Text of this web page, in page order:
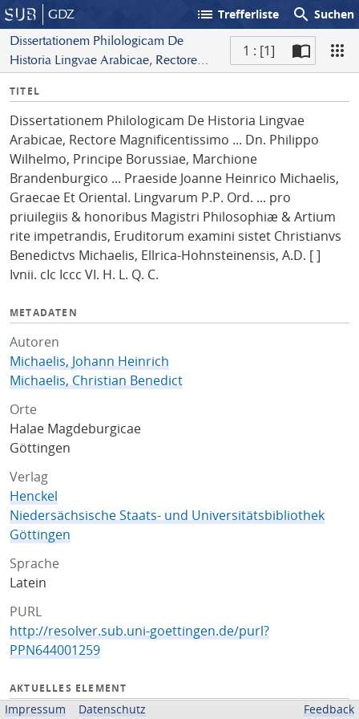
GDZ list Trefferliste search Suchen
Dissertationem Philologicam De
Historia Lingvae Arabicae, Rectore
Wilhelmo, Principe Borussiae,
Marchione Brandenburgico ...
Praeside Joanne Heinrico Michaelis,
Graecae Et Oriental. Lingvarum P.P.
Ord. ... pro priuilegiis & honoribus
Magistri Philosophiæ & Artium rite
impetrandis, Eruditorum examini sistet
Christianvs Benedictvs Michaelis,
Ellrica-Hohnsteinensis, A.D. [ ] Ivnii. cIc
Iccc VI. H. L. Q. C.
1 : [1]
I
f
o
TITEL
Dissertationem Philologicam De Historia Lingvae
Arabicae, Rectore Magnificentissimo ... Dn. Philippo
Wilhelmo, Principe Borussiae, Marchione
Brandenburgico ... Praeside Joanne Heinrico Michaelis,
Graecae Et Oriental. Lingvarum P.P. Ord. ... pro
priuilegiis & honoribus Magistri Philosophiæ & Artium
rite impetrandis, Eruditorum examini sistet Christianvs
Benedictvs Michaelis, Ellrica-Hohnsteinensis, A.D. [ ]
Ivnii. cIc Iccc VI. H. L. Q. C.
METADATEN
Autoren
Michaelis, Johann Heinrich
Michaelis, Christian Benedict
Orte
Halae Magdeburgicae
Göttingen
Verlag
Henckel
Niedersächsische Staats- und Universitätsbibliothek
Göttingen
Sprache
Latein
PURL
http://resolver.sub.uni-goettingen.de/purl?
PPN644001259
AKTUELLES ELEMENT
Impressum Datenschutz Feedback